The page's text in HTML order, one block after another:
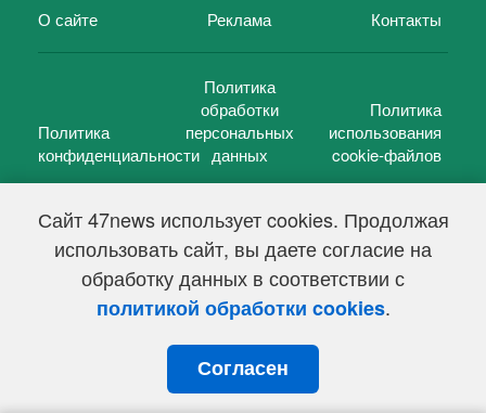
Сайт 47news использует cookies. Продолжая
использовать сайт, вы даете согласие на
обработку данных в соответствии с
политикой обработки cookies.
Согласен
О сайте Реклама Контакты
Политика
конфиденциальности
Политика
обработки
персональных
данных
Политика
использования
cookie-файлов
47 новостей (47 news)2005 — 2026 г.
Свидетельство о регистрации СМИ Эл № ФС 77-39848, выдано
Федеральной службой по надзору в сфере связи,
информационных технологий и массовых коммуникаций